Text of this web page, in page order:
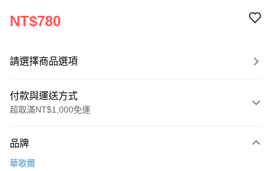
NT$780
請選擇商品選項
付款與運送方式
超取滿NT$1,000免運
信用卡一次付款
品牌
華歌爾